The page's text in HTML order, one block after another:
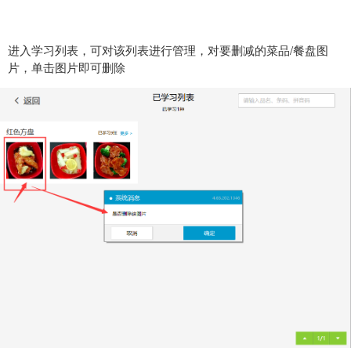
进入学习列表，可对该列表进行管理，对要删减的菜品/餐盘图
片，单击图片即可删除